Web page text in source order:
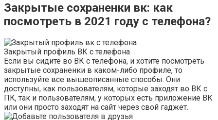
Закрытые сохраненки вк: как
посмотреть в 2021 году с телефона?
Закрытый профиль ВК с телефона
Если вы сидите во ВК с телефона, и хотите посмотреть
закрытые сохраненки в каком-либо профиле, то
используйте все вышеописанные способы. Они
доступны, как пользователям, которые заходят во ВК с
ПК, так и пользователям, у которых есть приложение ВК
или они просто заходят на сайт через свой гаджет.